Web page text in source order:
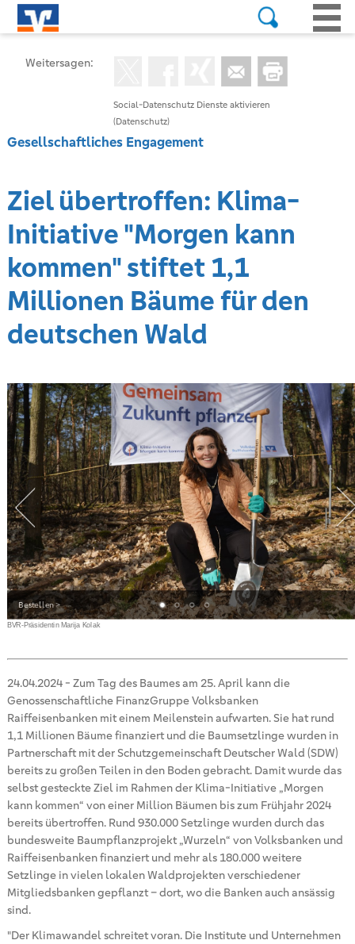
Social-Datenschutz Dienste aktivieren
(Datenschutz)
Weitersagen:
Gesellschaftliches Engagement
Ziel übertroffen: Klima-
Initiative "Morgen kann
kommen" stiftet 1,1
Millionen Bäume für den
deutschen Wald
Bestellen >
BVR-Präsidentin Marija Kolak
24.04.2024- Zum Tag des Baumes am 25. April kann die
Genossenschaftliche FinanzGruppe Volksbanken
Raiffeisenbanken mit einem Meilenstein aufwarten. Sie hat rund
1,1 Millionen Bäume finanziert und die Baumsetzlinge wurden in
Partnerschaft mit der Schutzgemeinschaft Deutscher Wald (SDW)
bereits zu großen Teilen in den Boden gebracht. Damit wurde das
selbst gesteckte Ziel im Rahmen der Klima-Initiative „Morgen
kann kommen“ von einer Million Bäumen bis zum Frühjahr 2024
bereits übertroffen. Rund 930.000 Setzlinge wurden durch das
bundesweite Baumpflanzprojekt „Wurzeln“ von Volksbanken und
Raiffeisenbanken finanziert und mehr als 180.000 weitere
Setzlinge in vielen lokalen Waldprojekten verschiedener
Mitgliedsbanken gepflanzt – dort, wo die Banken auch ansässig
sind.
"Der Klimawandel schreitet voran. Die Institute und Unternehmen